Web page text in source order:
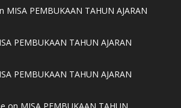
MISA PEMBUKAAN TAHUN AJARAN
PEMBUKAAN TAHUN AJARAN
PEMBUKAAN TAHUN AJARAN